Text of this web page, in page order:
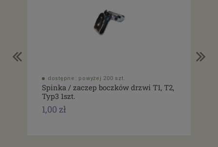
dostępne: powyżej 200 szt.
Spinka / zaczep boczków drzwi T1, T2,
Typ3 1szt.
1,00 zł